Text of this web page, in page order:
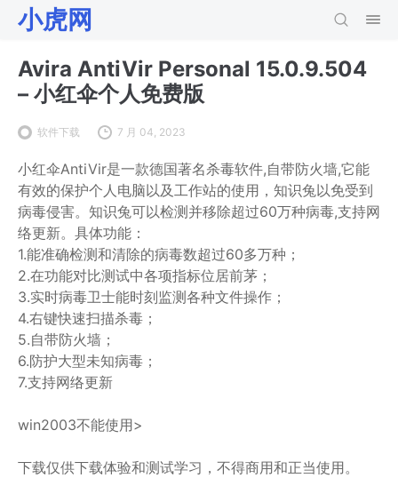
小虎网
Avira AntiVir Personal 15.0.9.504
– 小红伞个人免费版
软件下载 7 月 04, 2023
小红伞AntiVir是一款德国著名杀毒软件,自带防火墙,它能
有效的保护个人电脑以及工作站的使用，知识兔以免受到
病毒侵害。知识兔可以检测并移除超过60万种病毒,支持网
络更新。具体功能：
1.能准确检测和清除的病毒数超过60多万种；
2.在功能对比测试中各项指标位居前茅；
3.实时病毒卫士能时刻监测各种文件操作；
4.右键快速扫描杀毒；
5.自带防火墙；
6.防护大型未知病毒；
7.支持网络更新
win2003不能使用>
下载仅供下载体验和测试学习，不得商用和正当使用。